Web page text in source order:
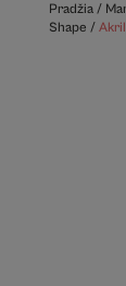
Pradžia/
Shape /